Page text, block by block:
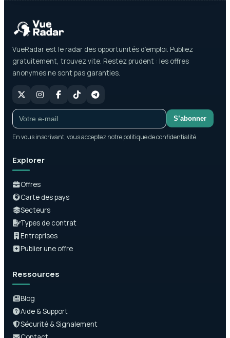
VueRadar est le radar des opportunités d’emploi. Publiez
gratuitement, trouvez vite. Restez prudent : les offres
anonymes ne sont pas garanties.
S’abonner
En vous inscrivant, vous acceptez notre politique de confidentialité.
Explorer
Offres
Carte des pays
Secteurs
Types de contrat
Entreprises
Publier une offre
Ressources
Blog
Aide & Support
Sécurité & Signalement